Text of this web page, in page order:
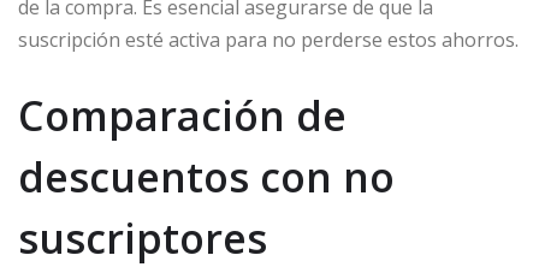
de la compra. Es esencial asegurarse de que la
suscripción esté activa para no perderse estos ahorros.
Comparación de
descuentos con no
suscriptores